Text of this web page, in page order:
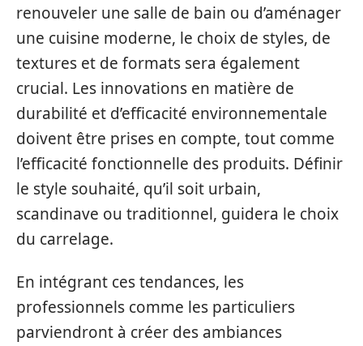
renouveler une salle de bain ou d’aménager
une cuisine moderne, le choix de styles, de
textures et de formats sera également
crucial. Les innovations en matière de
durabilité et d’efficacité environnementale
doivent être prises en compte, tout comme
l’efficacité fonctionnelle des produits. Définir
le style souhaité, qu’il soit urbain,
scandinave ou traditionnel, guidera le choix
du carrelage.
En intégrant ces tendances, les
professionnels comme les particuliers
parviendront à créer des ambiances